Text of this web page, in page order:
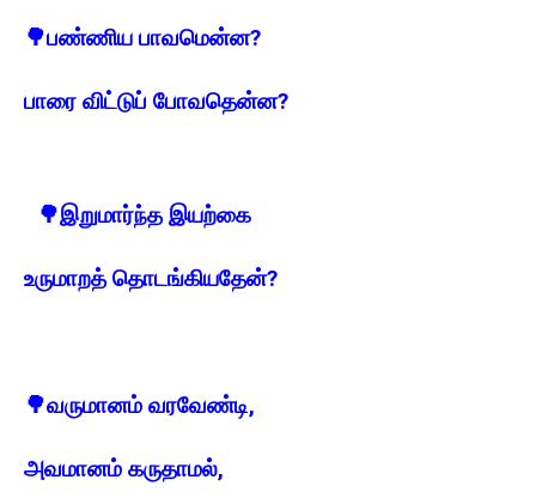
🌳பண்ணிய பாவமென்ன?
பாரை விட்டுப் போவதென்ன?
🌳இறுமார்ந்த இயற்கை
உருமாறத் தொடங்கியதேன்?
🌳வருமானம் வரவேண்டி,
அவமானம் கருதாமல்,